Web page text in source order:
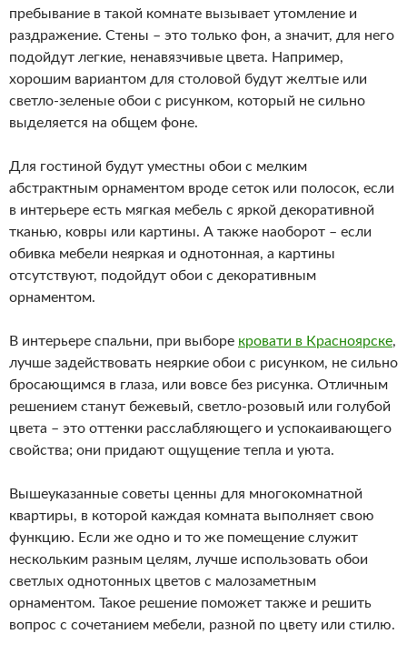
пребывание в такой комнате вызывает утомление и
раздражение. Стены – это только фон, а значит, для него
подойдут легкие, ненавязчивые цвета. Например,
хорошим вариантом для столовой будут желтые или
светло-зеленые обои с рисунком, который не сильно
выделяется на общем фоне.
Для гостиной будут уместны обои с мелким
абстрактным орнаментом вроде сеток или полосок, если
в интерьере есть мягкая мебель с яркой декоративной
тканью, ковры или картины. А также наоборот – если
обивка мебели неяркая и однотонная, а картины
отсутствуют, подойдут обои с декоративным
орнаментом.
В интерьере спальни, при выборе кровати в Красноярске,
лучше задействовать неяркие обои с рисунком, не сильно
бросающимся в глаза, или вовсе без рисунка. Отличным
решением станут бежевый, светло-розовый или голубой
цвета – это оттенки расслабляющего и успокаивающего
свойства; они придают ощущение тепла и уюта.
Вышеуказанные советы ценны для многокомнатной
квартиры, в которой каждая комната выполняет свою
функцию. Если же одно и то же помещение служит
нескольким разным целям, лучше использовать обои
светлых однотонных цветов с малозаметным
орнаментом. Такое решение поможет также и решить
вопрос с сочетанием мебели, разной по цвету или стилю.